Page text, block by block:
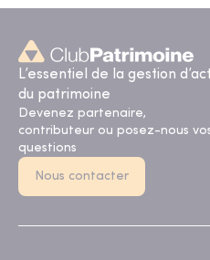
L’essentiel de la gestion
du patrimoine
Devenez partenaire,
contributeur ou posez-nous
questions
Nous contacter